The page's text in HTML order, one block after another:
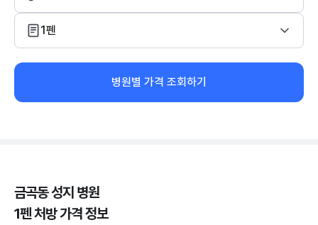
1펜
병원별 가격 조회하기
금곡동 성지 병원
1펜 처방 가격 정보